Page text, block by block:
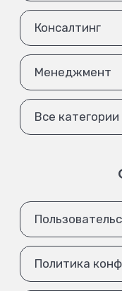
Консалтинг
Менеджмент
Все категории
Политика